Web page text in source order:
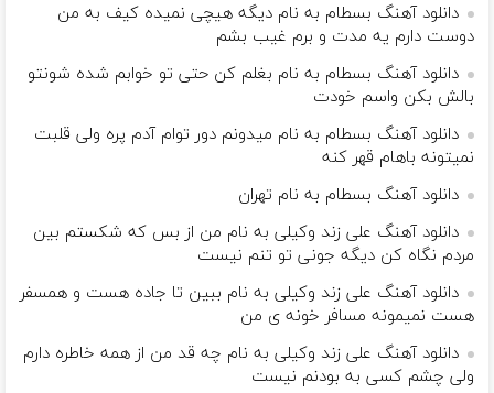
دانلود آهنگ بسطام به نام دیگه هیچی نمیده کیف به من
دوست دارم یه مدت و برم غیب بشم
دانلود آهنگ بسطام به نام بغلم کن حتی تو خوابم شده شونتو
بالش بکن واسم خودت
دانلود آهنگ بسطام به نام میدونم دور توام آدم پره ولی قلبت
نمیتونه باهام قهر کنه
دانلود آهنگ بسطام به نام تهران
دانلود آهنگ علی زند وکیلی به نام من از بس كه شكستم بین
مردم نگاه كن دیگه جونى تو تنم نیست
دانلود آهنگ علی زند وکیلی به نام ببین تا جاده هست و همسفر
هست نمیمونه مسافر خونه ی من
دانلود آهنگ علی زند وکیلی به نام چه قد من از همه خاطره دارم
ولی چشم كسی به بودنم نیست